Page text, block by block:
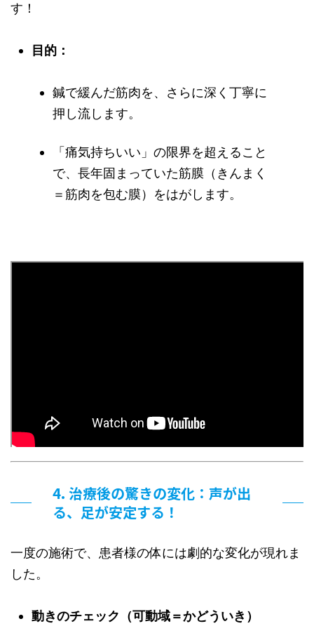
す！
目的：
鍼で緩んだ筋肉を、さらに深く丁寧に
押し流します。
「痛気持ちいい」の限界を超えること
で、長年固まっていた筋膜（きんまく
＝筋肉を包む膜）をはがします。
4. 治療後の驚きの変化：声が出
る、足が安定する！
一度の施術で、患者様の体には劇的な変化が現れま
した。
動きのチェック（可動域＝かどういき）